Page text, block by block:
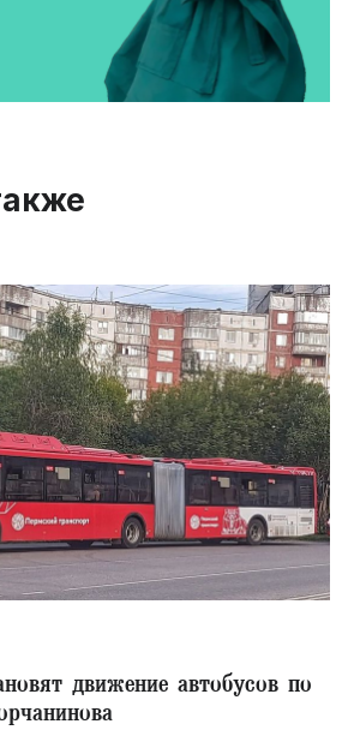
движение автобусов по